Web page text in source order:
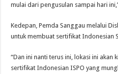
mulai dari pengusulan sampai hari
Kedepan, Pemda Sanggau melalui
untuk membuat sertifikat Indonesian
“Dan ini nanti terus ini, lokasi ini akan
sertifikat Indonesian ISPO yang